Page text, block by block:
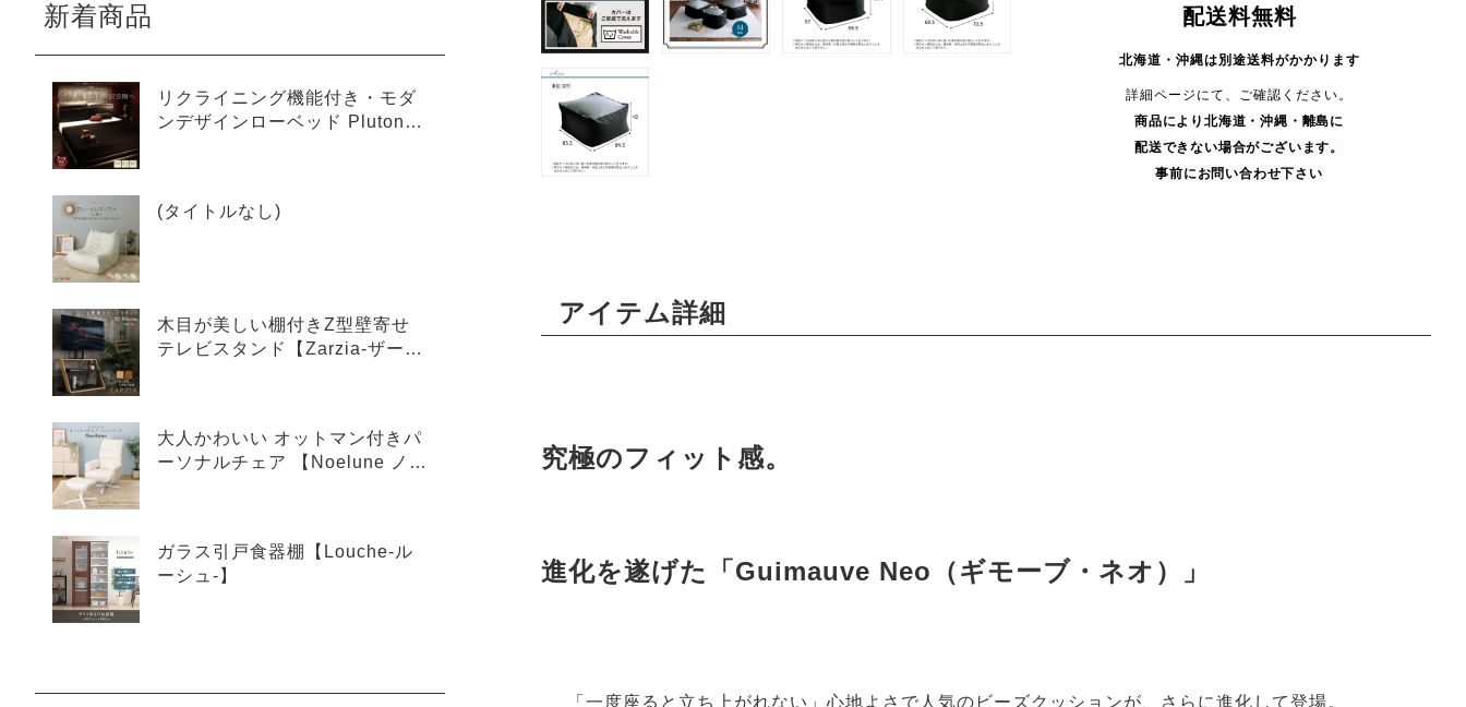
配送料無料
北海道・沖縄は別途送料がかかります
詳細ページにて、ご確認ください。
商品により 北海道・沖縄・ 離島に
配送できない場合がございます。
事前にお問い合わせ下さい
アイテム詳細
究極のフィット感。
進化を遂げた「Guimauve Neo（ギモーブ・ネオ）」
「一度座ると立ち上がれない」心地よさで人気のビーズクッションが、さらに進化して登場。
新着商品
リクライニング機能付き・モダ
ンデザインローベッド Plutone
(タイトルなし)
木目が美しい棚付きZ型壁寄せ
テレビスタンド【Zarzia-ザージ
大人かわいい オットマン付きパ
ーソナルチェア 【Noelune ノエ
ガラス引戸食器棚【Louche-ル
ーシュ-】